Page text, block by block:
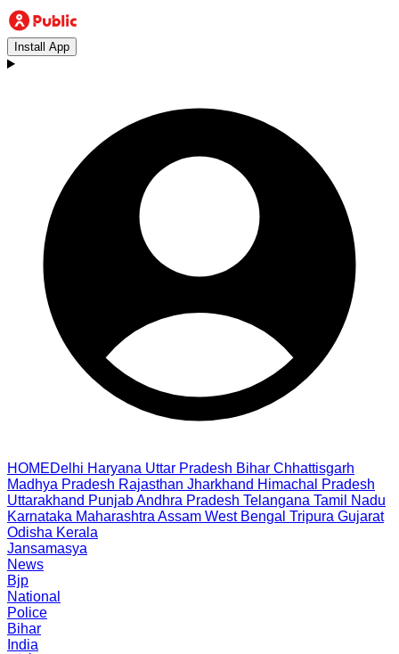
Install App
HOMEDelhi Haryana Uttar Pradesh Bihar Chhattisgarh
Madhya Pradesh Rajasthan Jharkhand Himachal Pradesh
Uttarakhand PunjabAndhra Pradesh Telangana Tamil Nadu
Karnataka Maharashtra Assam West Bengal Tripura Gujarat
Odisha Kerala
Jansamasya
News
Bjp
National
Police
Bihar
India